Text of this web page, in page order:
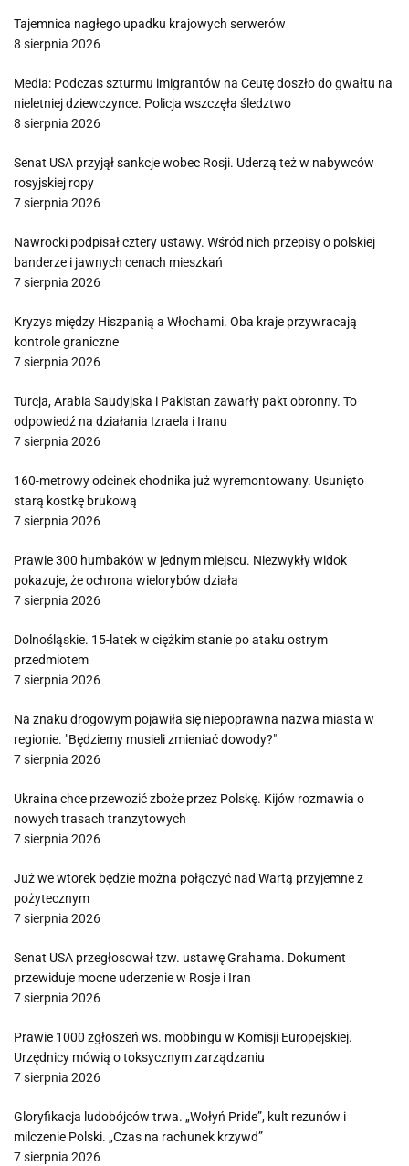
Tajemnica nagłego upadku krajowych serwerów
8 sierpnia 2026
Media: Podczas szturmu imigrantów na Ceutę doszło do gwałtu na
nieletniej dziewczynce. Policja wszczęła śledztwo
8 sierpnia 2026
Senat USA przyjął sankcje wobec Rosji. Uderzą też w nabywców
rosyjskiej ropy
7 sierpnia 2026
Nawrocki podpisał cztery ustawy. Wśród nich przepisy o polskiej
banderze i jawnych cenach mieszkań
7 sierpnia 2026
Kryzys między Hiszpanią a Włochami. Oba kraje przywracają
kontrole graniczne
7 sierpnia 2026
Turcja, Arabia Saudyjska i Pakistan zawarły pakt obronny. To
odpowiedź na działania Izraela i Iranu
7 sierpnia 2026
160-metrowy odcinek chodnika już wyremontowany. Usunięto
starą kostkę brukową
7 sierpnia 2026
Prawie 300 humbaków w jednym miejscu. Niezwykły widok
pokazuje, że ochrona wielorybów działa
7 sierpnia 2026
Dolnośląskie. 15-latek w ciężkim stanie po ataku ostrym
przedmiotem
7 sierpnia 2026
Na znaku drogowym pojawiła się niepoprawna nazwa miasta w
regionie. "Będziemy musieli zmieniać dowody?"
7 sierpnia 2026
Ukraina chce przewozić zboże przez Polskę. Kijów rozmawia o
nowych trasach tranzytowych
7 sierpnia 2026
Już we wtorek będzie można połączyć nad Wartą przyjemne z
pożytecznym
7 sierpnia 2026
Senat USA przegłosował tzw. ustawę Grahama. Dokument
przewiduje mocne uderzenie w Rosje i Iran
7 sierpnia 2026
Prawie 1000 zgłoszeń ws. mobbingu w Komisji Europejskiej.
Urzędnicy mówią o toksycznym zarządzaniu
7 sierpnia 2026
Gloryfikacja ludobójców trwa. „Wołyń Pride”, kult rezunów i
milczenie Polski. „Czas na rachunek krzywd”
7 sierpnia 2026